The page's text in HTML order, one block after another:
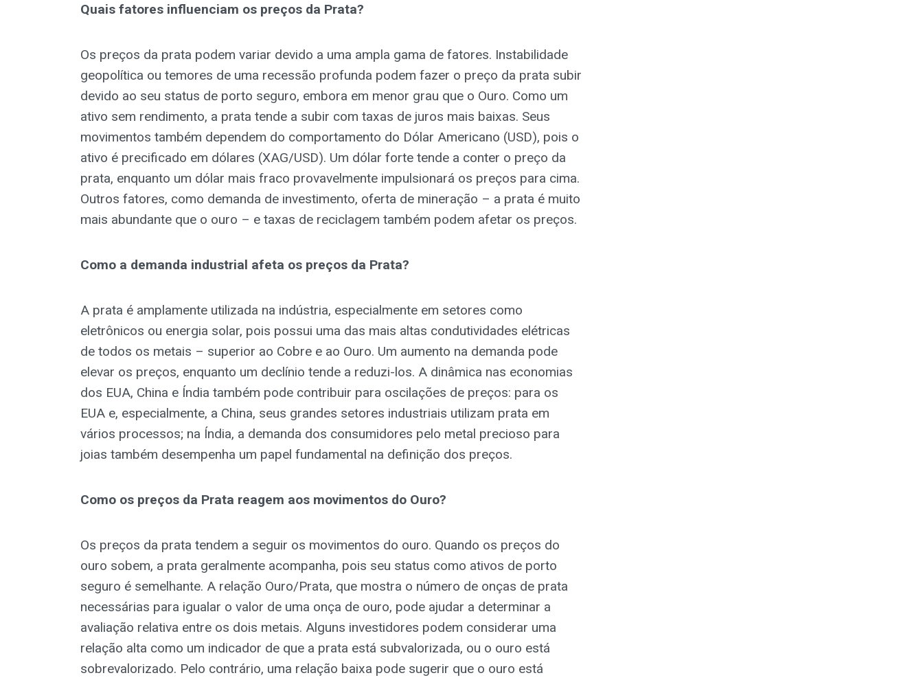
Quais fatores influenciam os preços da Prata?
Os preços da prata podem variar devido a uma ampla gama de fatores. Instabilidade
geopolítica ou temores de uma recessão profunda podem fazer o preço da prata subir
devido ao seu status de porto seguro, embora em menor grau que o Ouro. Como um
ativo sem rendimento, a prata tende a subir com taxas de juros mais baixas. Seus
movimentos também dependem do comportamento do Dólar Americano (USD), pois o
ativo é precificado em dólares (XAG/USD). Um dólar forte tende a conter o preço da
prata, enquanto um dólar mais fraco provavelmente impulsionará os preços para cima.
Outros fatores, como demanda de investimento, oferta de mineração – a prata é muito
mais abundante que o ouro – e taxas de reciclagem também podem afetar os preços.
Como a demanda industrial afeta os preços da Prata?
A prata é amplamente utilizada na indústria, especialmente em setores como
eletrônicos ou energia solar, pois possui uma das mais altas condutividades elétricas
de todos os metais – superior ao Cobre e ao Ouro. Um aumento na demanda pode
elevar os preços, enquanto um declínio tende a reduzi-los. A dinâmica nas economias
dos EUA, China e Índia também pode contribuir para oscilações de preços: para os
EUA e, especialmente, a China, seus grandes setores industriais utilizam prata em
vários processos; na Índia, a demanda dos consumidores pelo metal precioso para
joias também desempenha um papel fundamental na definição dos preços.
Como os preços da Prata reagem aos movimentos do Ouro?
Os preços da prata tendem a seguir os movimentos do ouro. Quando os preços do
ouro sobem, a prata geralmente acompanha, pois seu status como ativos de porto
seguro é semelhante. A relação Ouro/Prata, que mostra o número de onças de prata
necessárias para igualar o valor de uma onça de ouro, pode ajudar a determinar a
avaliação relativa entre os dois metais. Alguns investidores podem considerar uma
relação alta como um indicador de que a prata está subvalorizada, ou o ouro está
sobrevalorizado. Pelo contrário, uma relação baixa pode sugerir que o ouro está